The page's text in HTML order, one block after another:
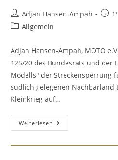
Beitrags-
Autor:
Adjan Hansen-Ampah
Beitrags-
Allgemein
Adjan Hansen-Ampah, MOTO
125/20 des Bundesrats und der
Modells" der Streckensperrung
südlich gelegenen Nachbarland
Kleinkrieg auf…
Weiterlesen
und
weniger